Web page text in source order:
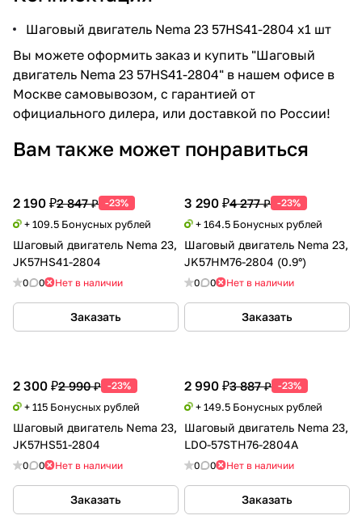
Шаговый двигатель Nema 23 57HS41-2804 x1 шт
Вы можете оформить заказ и купить "Шаговый
двигатель Nema 23 57HS41-2804" в нашем офисе в
Москве самовывозом, с гарантией от
официального дилера, или доставкой по России!
Вам также может понравиться
2 190 ₽2 847 ₽ -23%
+ 109.5 Бонусных рублей
Шаговый двигатель Nema 23,
JK57HS41-2804
0 0 Нет в наличии
Заказать
3 290 ₽4 277 ₽ -23%
+ 164.5 Бонусных рублей
Шаговый двигатель Nema 23,
JK57HM76-2804 (0.9°)
0 0 Нет в наличии
Заказать
2 990 ₽3 887 ₽ -23%
+ 149.5 Бонусных рублей
Шаговый двигатель Nema 23,
LDO-57STH76-2804A
0 0 Нет в наличии
Заказать
2 300 ₽2 990 ₽ -23%
+ 115 Бонусных рублей
Шаговый двигатель Nema 23,
JK57HS51-2804
0 0 Нет в наличии
Заказать